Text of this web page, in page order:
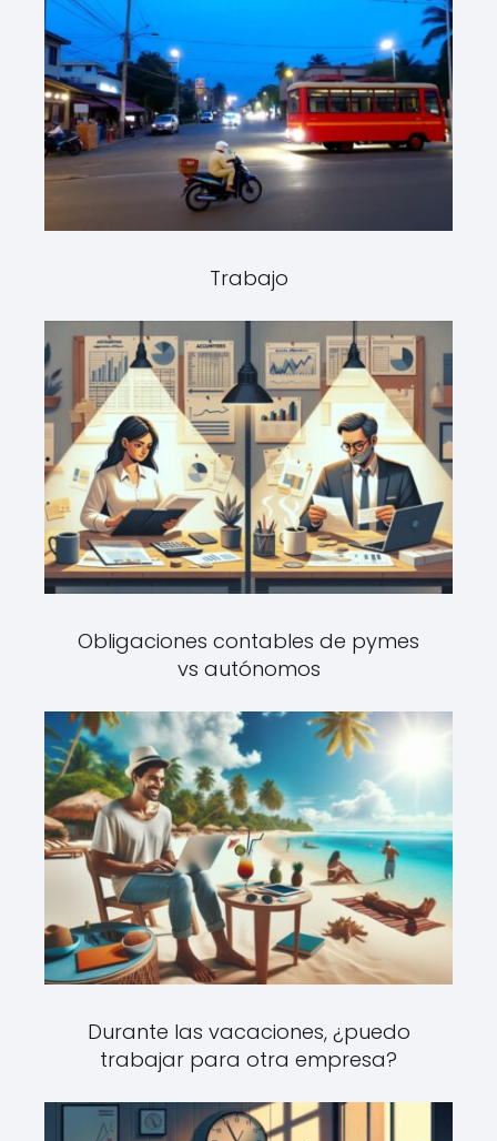
Trabajo
Obligaciones contables de pymes
vs autónomos
Durante las vacaciones, ¿puedo
trabajar para otra empresa?